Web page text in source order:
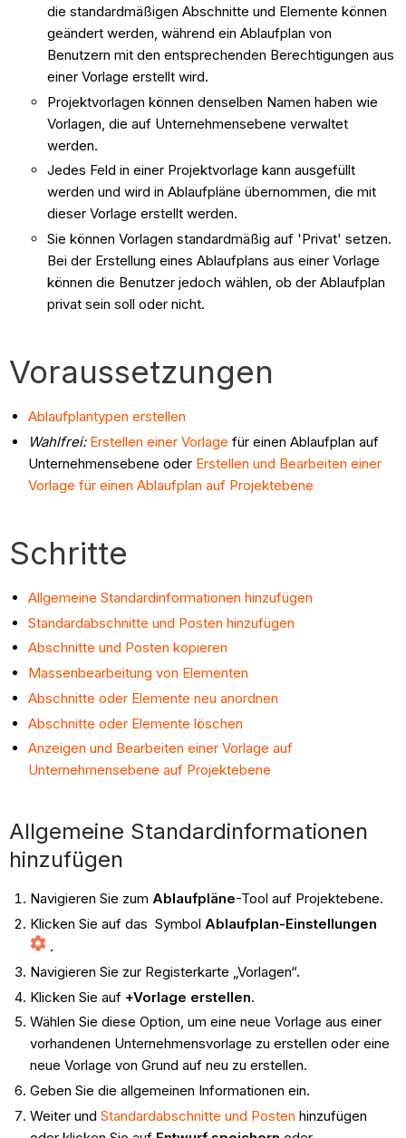
die standardmäßigen Abschnitte und Elemente können
geändert werden, während ein Ablaufplan von
Benutzern mit den entsprechenden Berechtigungen aus
einer Vorlage erstellt wird.
Projektvorlagen können denselben Namen haben wie
Vorlagen, die auf Unternehmensebene verwaltet
werden.
Jedes Feld in einer Projektvorlage kann ausgefüllt
werden und wird in Ablaufpläne übernommen, die mit
dieser Vorlage erstellt werden.
Sie können Vorlagen standardmäßig auf 'Privat' setzen.
Bei der Erstellung eines Ablaufplans aus einer Vorlage
können die Benutzer jedoch wählen, ob der Ablaufplan
privat sein soll oder nicht.
Voraussetzungen
Ablaufplantypen erstellen
Wahlfrei: Erstellen einer Vorlage für einen Ablaufplan auf
Unternehmensebene oder Erstellen und Bearbeiten einer
Vorlage für einen Ablaufplan auf Projektebene
Schritte
Allgemeine Standardinformationen hinzufügen
Standardabschnitte und Posten hinzufügen
Abschnitte und Posten kopieren
Massenbearbeitung von Elementen
Abschnitte oder Elemente neu anordnen
Abschnitte oder Elemente löschen
Anzeigen und Bearbeiten einer Vorlage auf
Unternehmensebene auf Projektebene
Allgemeine Standardinformationen
hinzufügen
Navigieren Sie zum Ablaufpläne-Tool auf Projektebene.
Klicken Sie auf das Symbol Ablaufplan-Einstellungen
.
Navigieren Sie zur Registerkarte „Vorlagen“.
Klicken Sie auf +Vorlage erstellen.
Wählen Sie diese Option, um eine neue Vorlage aus einer
vorhandenen Unternehmensvorlage zu erstellen oder eine
neue Vorlage von Grund auf neu zu erstellen.
Geben Sie die allgemeinen Informationen ein.
Weiter und Standardabschnitte und Posten hinzufügen